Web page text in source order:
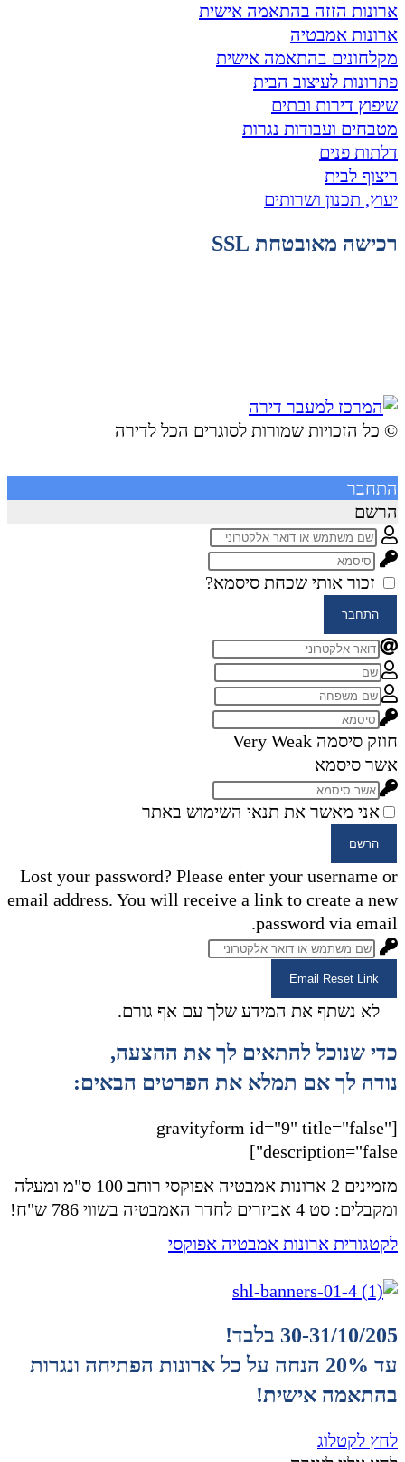
ארונות הזזה בהתאמה אישית
ארונות אמבטיה
מקלחונים בהתאמה אישית
פתרונות לעיצוב הבית
שיפוץ דירות ובתים
מטבחים ועבודות נגרות
דלתות פנים
ריצוף לבית
יעוץ, תכנון ושרותים
רכישה מאובטחת SSL
© ​כל הזכויות שמורות לסוגרים הכל לדירה
התחבר
הרשם
זכור אותי שכחת סיסמא?
התחבר
חוזק סיסמה Very Weak
אשר סיסמא
אני מאשר את תנאי השימוש באתר
הרשם
Lost your password? Please enter your username or
email address. You will receive a link to create a new
password via email.
Email Reset Link
לא נשתף את המידע שלך עם אף גורם.
כדי שנוכל להתאים לך את ההצעה,
נודה לך אם תמלא את הפרטים הבאים:
[gravityform id="9" title="false"
description="false"]
מזמינים 2 ארונות אמבטיה אפוקסי רוחב 100 ס"מ ומעלה
ומקבלים: סט 4 אביזרים לחדר האמבטיה בשווי 786 ש"ח!
לקטגורית ארונות אמבטיה אפוקסי
30-31/10/205 בלבד!
עד 20% הנחה על כל ארונות הפתיחה ונגרות
בהתאמה אישית!
לחץ לקטלוג